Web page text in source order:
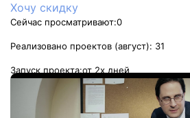
Хочу скидку
Сейчас просматривают:0
Реализовано проектов (август): 31
Запуск проекта:от 2х дней
Стоимость услуги: от 3 000 руб